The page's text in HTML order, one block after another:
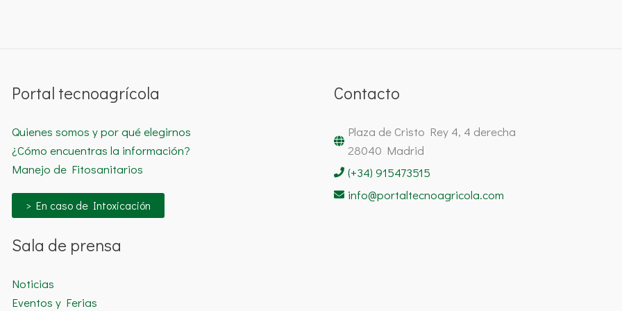
Portal tecnoagrícola
Quienes somos y por qué elegirnos
¿Cómo encuentras la información?
Manejo de Fitosanitarios
> En caso de Intoxicación
Sala de prensa
Noticias
Eventos y Ferias
Contacto
Plaza de Cristo Rey 4, 4 derecha
28040 Madrid
(+34) 915473515
info@portaltecnoagricola.com